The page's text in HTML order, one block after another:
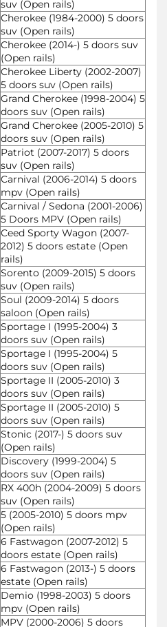
suv (Open rails)
Cherokee (1984-2000) 5 doors
suv (Open rails)
Cherokee (2014-) 5 doors suv
(Open rails)
Cherokee Liberty (2002-2007)
5 doors suv (Open rails)
Grand Cherokee (1998-2004) 5
doors suv (Open rails)
Grand Cherokee (2005-2010) 5
doors suv (Open rails)
Patriot (2007-2017) 5 doors
suv (Open rails)
Carnival (2006-2014) 5 doors
mpv (Open rails)
Carnival / Sedona (2001-2006)
5 Doors MPV (Open rails)
Ceed Sporty Wagon (2007-
2012) 5 doors estate (Open
rails)
Sorento (2009-2015) 5 doors
suv (Open rails)
Soul (2009-2014) 5 doors
saloon (Open rails)
Sportage I (1995-2004) 3
doors suv (Open rails)
Sportage I (1995-2004) 5
doors suv (Open rails)
Sportage II (2005-2010) 3
doors suv (Open rails)
Sportage II (2005-2010) 5
doors suv (Open rails)
Stonic (2017-) 5 doors suv
(Open rails)
Discovery (1999-2004) 5
doors suv (Open rails)
RX 400h (2004-2009) 5 doors
suv (Open rails)
5 (2005-2010) 5 doors mpv
(Open rails)
6 Fastwagon (2007-2012) 5
doors estate (Open rails)
6 Fastwagon (2013-) 5 doors
estate (Open rails)
Demio (1998-2003) 5 doors
mpv (Open rails)
MPV (2000-2006) 5 doors